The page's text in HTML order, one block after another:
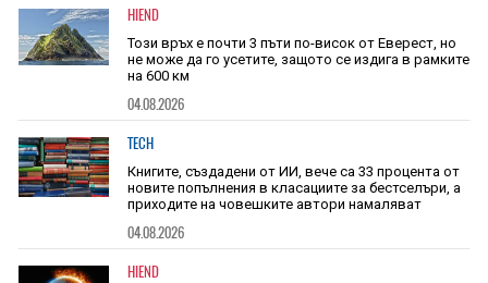
HIEND
Този връх е почти 3 пъти по-висок от Еверест, но
не може да го усетите, защото се издига в рамките
на 600 км
04.08.2026
TECH
Книгите, създадени от ИИ, вече са 33 процента от
новите попълнения в класациите за бестселъри, а
приходите на човешките автори намаляват
04.08.2026
HIEND